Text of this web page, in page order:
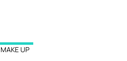
MAKE UP